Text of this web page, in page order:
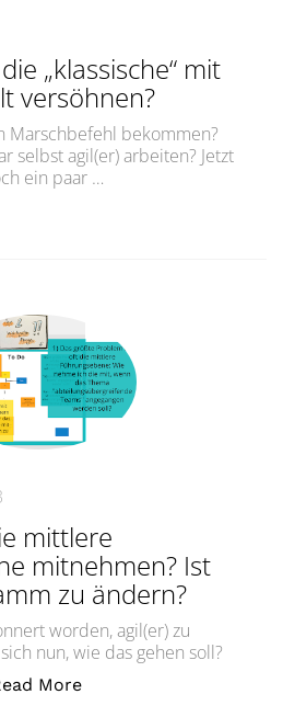
„klassische“ mit
versöhnen?
Marschbefehl bekommen?
selbst agil(er) arbeiten? Jetzt
ein paar …
sich die „klassische“ mit
mittlere
mitnehmen? Ist
zu ändern?
worden, agil(er) zu
nun, wie das gehen soll?
More„Agilität: Wie die